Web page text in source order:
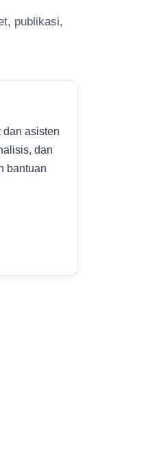
publikasi,
dan asisten
dan
bantuan